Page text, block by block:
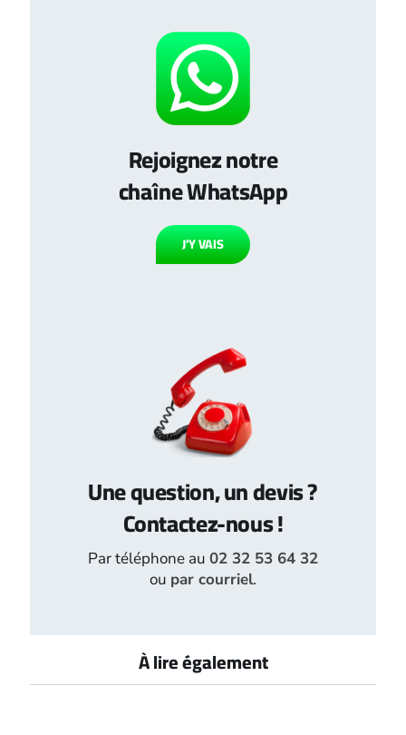
Rejoignez notre
chaîne WhatsApp
J’Y VAIS
Une question, un devis ?
Contactez-nous !
Par téléphone au 02 32 53 64 32
ou par courriel.
À lire également